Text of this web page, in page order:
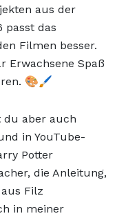
aus der
passt das
Filmen besser.
Erwachsene Spaß
🎨🖌️
du aber auch
in YouTube-
Potter
die Anleitung,
aus Filz
in meiner